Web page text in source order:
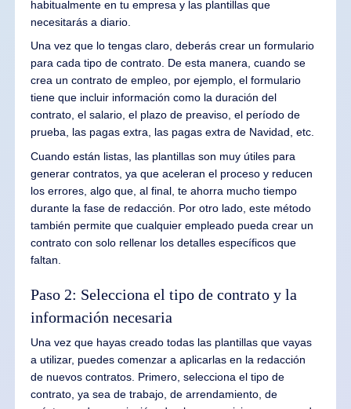
habitualmente en tu empresa y las plantillas que
necesitarás a diario.
Una vez que lo tengas claro, deberás crear un formulario
para cada tipo de contrato. De esta manera, cuando se
crea un contrato de empleo, por ejemplo, el formulario
tiene que incluir información como la duración del
contrato, el salario, el plazo de preaviso, el período de
prueba, las pagas extra, las pagas extra de Navidad, etc.
Cuando están listas, las plantillas son muy útiles para
generar contratos, ya que aceleran el proceso y reducen
los errores, algo que, al final, te ahorra mucho tiempo
durante la fase de redacción. Por otro lado, este método
también permite que cualquier empleado pueda crear un
contrato con solo rellenar los detalles específicos que
faltan.
Paso 2: Selecciona el tipo de contrato y la
información necesaria
Una vez que hayas creado todas las plantillas que vayas
a utilizar, puedes comenzar a aplicarlas en la redacción
de nuevos contratos. Primero, selecciona el tipo de
contrato, ya sea de trabajo, de arrendamiento, de